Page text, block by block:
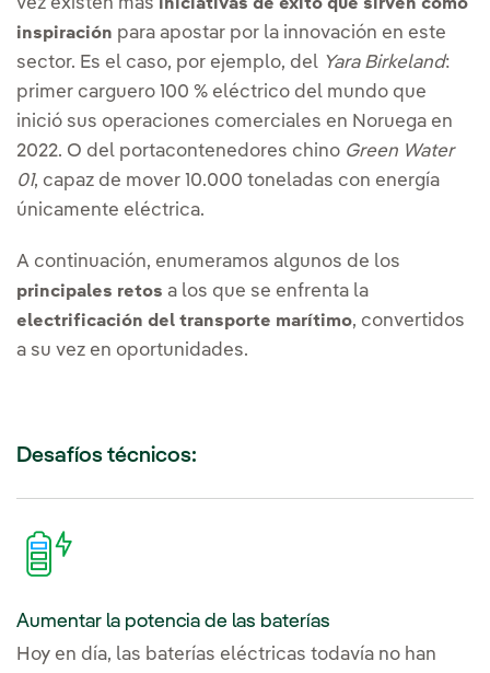
vez existen más
iniciativas de éxito que sirven como
inspiración para apostar por la innovación en este
sector. Es el caso, por ejemplo, del Yara Birkeland:
primer carguero 100 % eléctrico del mundo que
inició sus operaciones comerciales en Noruega en
2022. O del portacontenedores chino Green Water
01, capaz de mover 10.000 toneladas con energía
únicamente eléctrica.
A continuación, enumeramos algunos de los
principales retos a los que se enfrenta la
electrificación del transporte marítimo, convertidos
a su vez en oportunidades.
Desafíos técnicos:
Aumentar la potencia de las baterías
Hoy en día, las baterías eléctricas todavía no han